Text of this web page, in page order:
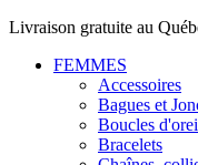
Livraison gratuite au
FEMMES
Accessoires
Bagues et
Boucles
Bracelets